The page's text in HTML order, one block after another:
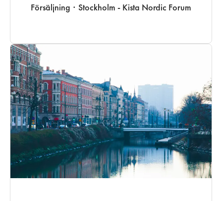
Försäljning · Stockholm - Kista Nordic Forum